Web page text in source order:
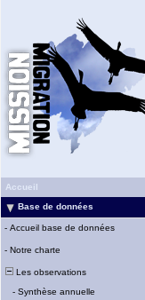
Accueil
Base de données
- Accueil base de données
- Notre charte
Les observations
- Synthèse annuelle